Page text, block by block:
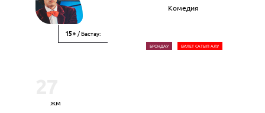
15+ / Бастау:
Комедия
БРОНДАУ БИЛЕТ САТЫП АЛУ
жм